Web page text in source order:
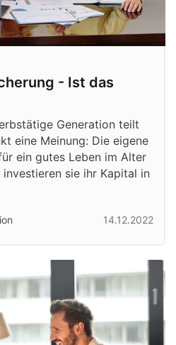
- Ist das
Generation teilt
eine Meinung: Die eigene
ein gutes Leben im Alter
sie ihr Kapital in
14.12.2022